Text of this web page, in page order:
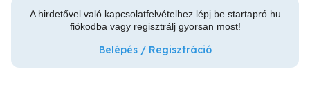
A hirdetővel való kapcsolatfelvételhez lépj be startapró.hu
fiókodba vagy regisztrálj gyorsan most!
Belépés / Regisztráció